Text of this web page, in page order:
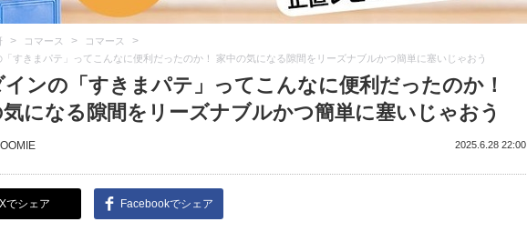
> コマース > コマース >
「すきまパテ」ってこんなに便利だったのか！ 家中の気になる隙間をリーズナブルかつ簡単に塞いじゃおう
ンの「すきまパテ」ってこんなに便利だったのか！
になる隙間をリーズナブルかつ簡単に塞いじゃおう
2025.6.28 22:00
Xでシェア Facebookでシェア